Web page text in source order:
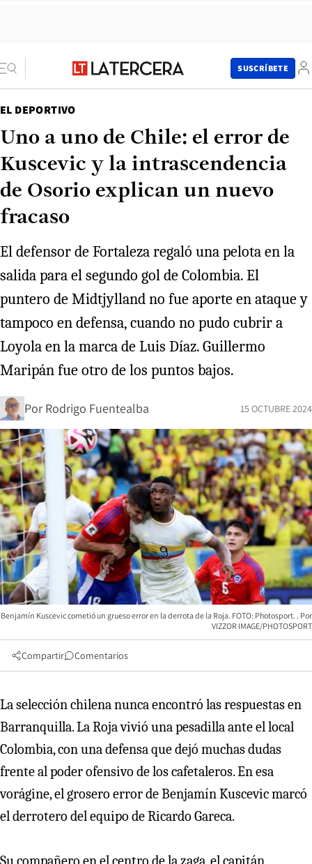
SUSCRÍBETE
EL DEPORTIVO
Uno a uno de Chile: el error de
Kuscevic y la intrascendencia
de Osorio explican un nuevo
fracaso
El defensor de Fortaleza regaló una pelota en la
salida para el segundo gol de Colombia. El
puntero de Midtjylland no fue aporte en ataque y
tampoco en defensa, cuando no pudo cubrir a
Loyola en la marca de Luis Díaz. Guillermo
Maripán fue otro de los puntos bajos.
Por Rodrigo Fuentealba 15 OCTUBRE 2024
Benjamín Kuscevic cometió un grueso error en la derrota de la Roja. FOTO: Photosport.
VIZZOR IMAGE/PHOTOSPORT
Compartir Comentarios
La selección chilena nunca encontró las respuestas en
Barranquilla. La Roja vivió una pesadilla ante el local
Colombia, con una defensa que dejó muchas dudas
frente al poder ofensivo de los cafetaleros. En esa
vorágine, el grosero error de Benjamín Kuscevic marcó
el derrotero del equipo de Ricardo Gareca.
Su compañero en el centro de la zaga, el capitán